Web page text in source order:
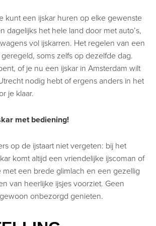
kunt een ijskar huren op elke gewenste
dagelijks het hele land door met auto’s,
vol ijskarren. Het regelen van een
soms zelfs op dezelfde dag.
of je nu een ijskar in Amsterdam wilt
nodig hebt of ergens anders in het
je klaar.
met bediening!
op de ijstaart niet vergeten: bij het
komt altijd een vriendelijke ijscoman of
met een brede glimlach en een gezellig
van heerlijke ijsjes voorziet. Geen
onbezorgd genieten.